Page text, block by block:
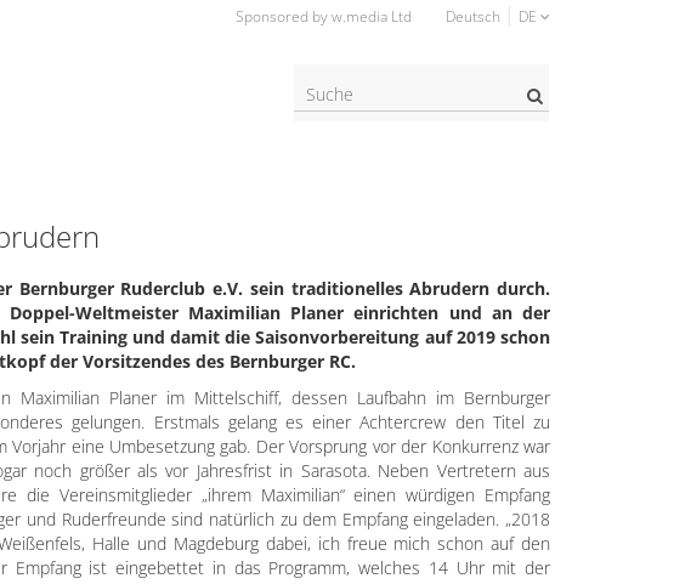
Sponsored by w.media Ltd Deutsch DE
Suche?
Bernburger Ruderclub e.V. sein traditionelles Abrudern durch.
Weltmeister Maximilian Planer einrichten und an der
sein Training und damit die Saisonvorbereitung auf 2019 schon
der Vorsitzendes des Bernburger RC.
Maximilian Planer im Mittelschiff, dessen Laufbahn im Bernburger
gelungen. Erstmals gelang es einer Achtercrew den Titel zu
eine Umbesetzung gab. Der Vorsprung vor der Konkurrenz war
noch größer als vor Jahresfrist in Sarasota. Neben Vertretern aus
die Vereinsmitglieder „ihrem Maximilian“ einen würdigen Empfang
und Ruderfreunde sind natürlich zu dem Empfang eingeladen. „2018
Halle und Magdeburg dabei, ich freue mich schon auf den
Empfang ist eingebettet in das Programm, welches 14 Uhr mit der